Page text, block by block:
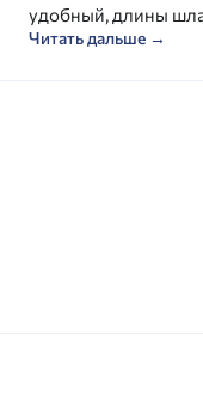
удобный, длины
Читать дальше →